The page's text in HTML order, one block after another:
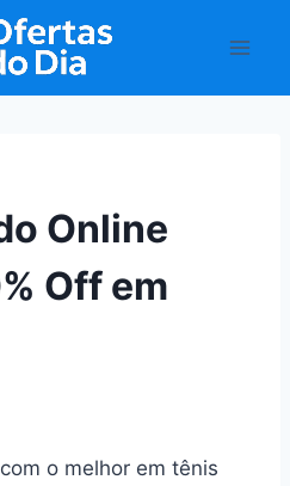
Online
Off em
com o melhor em tênis